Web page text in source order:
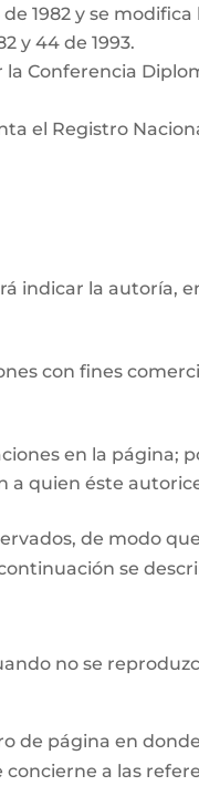
1982 y se modifica
y 44 de 1993.
Conferencia
el Registro
indicar la autoría,
con fines
en la página;
a quien éste
de modo
se
no se
de página en
a las